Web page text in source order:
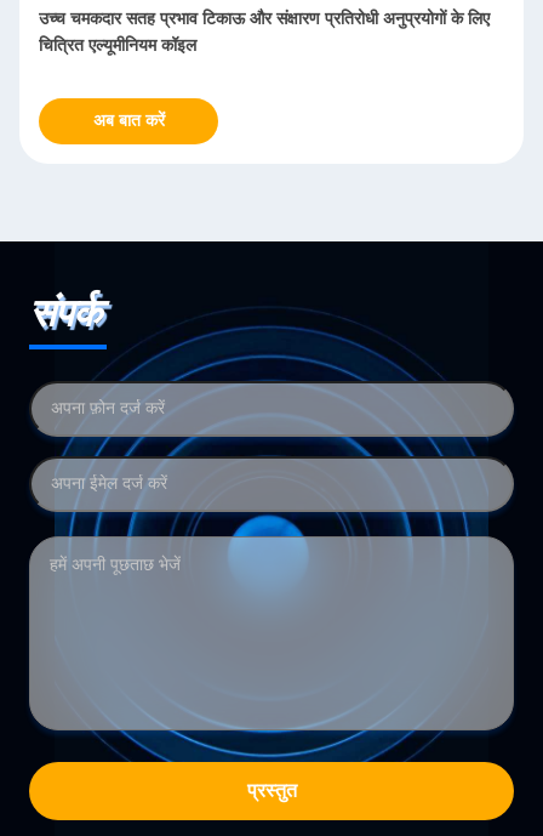
उच्च चमकदार सतह प्रभाव टिकाऊ और संक्षारण प्रतिरोधी अनुप्रयोगों के लिए
चित्रित एल्यूमीनियम कॉइल
अब बात करें
संपर्क
प्रस्तुत